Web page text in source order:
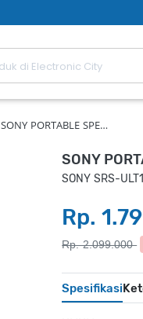
SONY PORTABLE SPE…
SONY
SONY SRS-
Rp.
Rp. 2.099.000
Spesifikasi